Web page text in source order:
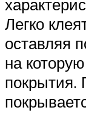
Легко
оставляя
на
покрытия.